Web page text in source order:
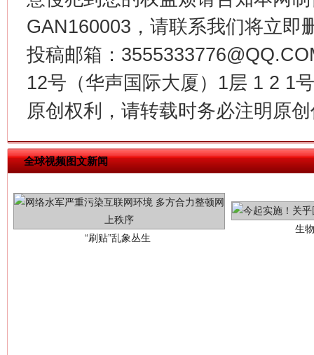
GAN160003，请联系我们将立即
投稿邮箱：
12号（华声国际大厦）1层 1 2 1
原创权利，请转载时务必注明原
全球视频图文新闻
“刷贴”乱象丛生